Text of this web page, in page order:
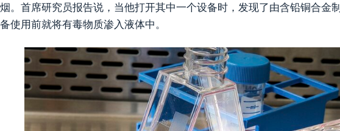
烟。首席研究员报告说，当他打开其中一个设备时，发现了由含铅铜合金
备使用前就将有毒物质渗入液体中。